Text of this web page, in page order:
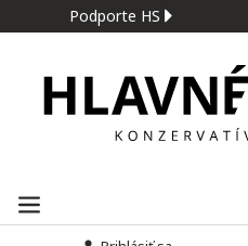
Podporte HS